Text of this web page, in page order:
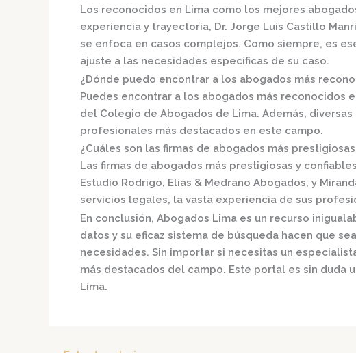
Los reconocidos en Lima como los mejores
experiencia y trayectoria, Dr. Jorge Luis Castillo
se enfoca en casos complejos. Como siempre, es
ajuste a las necesidades específicas de su caso.
¿Dónde puedo encontrar a los abogados más
Puedes encontrar a los abogados más reconocidos
del Colegio de Abogados de Lima. Además,
profesionales más destacados en este campo.
¿Cuáles son las firmas de abogados más
Las firmas de abogados más prestigiosas y
Estudio Rodrigo, Elías & Medrano Abogados, y
servicios legales, la vasta experiencia de sus
En conclusión, Abogados Lima es un recurso
datos y su eficaz sistema de búsqueda hacen que
necesidades. Sin importar si necesitas un
más destacados del campo. Este portal es sin duda
Lima.